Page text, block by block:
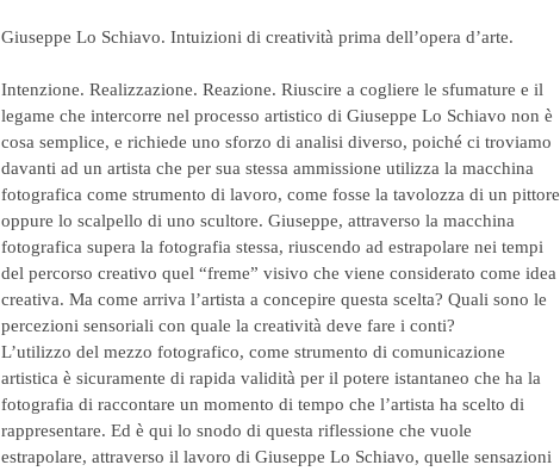
Giuseppe Lo Schiavo. Intuizioni di creatività prima dell’opera d’arte.
Intenzione. Realizzazione. Reazione. Riuscire a cogliere le sfumature e il
legame che intercorre nel processo artistico di Giuseppe Lo Schiavo non è
cosa semplice, e richiede uno sforzo di analisi diverso, poiché ci troviamo
davanti ad un artista che per sua stessa ammissione utilizza la macchina
fotografica come strumento di lavoro, come fosse la tavolozza di un pittore
oppure lo scalpello di uno scultore. Giuseppe, attraverso la macchina
fotografica supera la fotografia stessa, riuscendo ad estrapolare nei tempi
del percorso creativo quel “freme” visivo che viene considerato come idea
creativa. Ma come arriva l’artista a concepire questa scelta? Quali sono le
percezioni sensoriali con quale la creatività deve fare i conti?
L’utilizzo del mezzo fotografico, come strumento di comunicazione
artistica è sicuramente di rapida validità per il potere istantaneo che ha la
fotografia di raccontare un momento di tempo che l’artista ha scelto di
rappresentare. Ed è qui lo snodo di questa riflessione che vuole
estrapolare, attraverso il lavoro di Giuseppe Lo Schiavo, quelle sensazioni